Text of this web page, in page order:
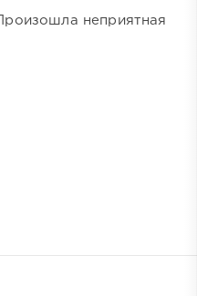
неприятная